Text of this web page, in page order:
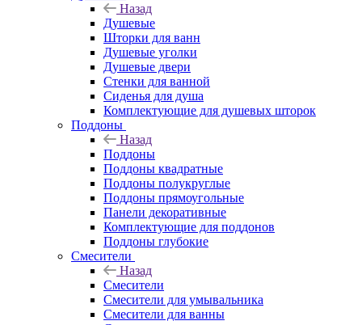
Назад
Душевые
Шторки для ванн
Душевые уголки
Душевые двери
Стенки для ванной
Сиденья для душа
Комплектующие для душевых шторок
Поддоны
Назад
Поддоны
Поддоны квадратные
Поддоны полукруглые
Поддоны прямоугольные
Панели декоративные
Комплектующие для поддонов
Поддоны глубокие
Смесители
Назад
Смесители
Смесители для умывальника
Смесители для ванны